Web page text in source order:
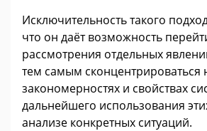
Исключительность такого
что он даёт возможность
рассмотрения отдельных
тем самым сконцентрироваться
закономерностях и свойствах
дальнейшего использования
анализе конкретных ситуаций.